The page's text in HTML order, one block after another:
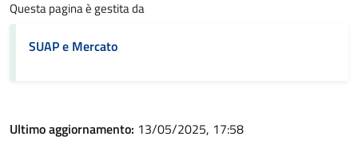
Questa pagina è gestita da
SUAP e Mercato
Ultimo aggiornamento: 13/05/2025, 17:58